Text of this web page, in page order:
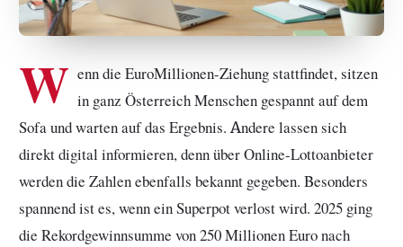
W enn die EuroMillionen-Ziehung stattfindet, sitzen
in ganz Österreich Menschen gespannt auf dem
Sofa und warten auf das Ergebnis. Andere lassen sich
direkt digital informieren, denn über Online-Lottoanbieter
werden die Zahlen ebenfalls bekannt gegeben. Besonders
spannend ist es, wenn ein Superpot verlost wird. 2025 ging
die Rekordgewinnsumme von 250 Millionen Euro nach